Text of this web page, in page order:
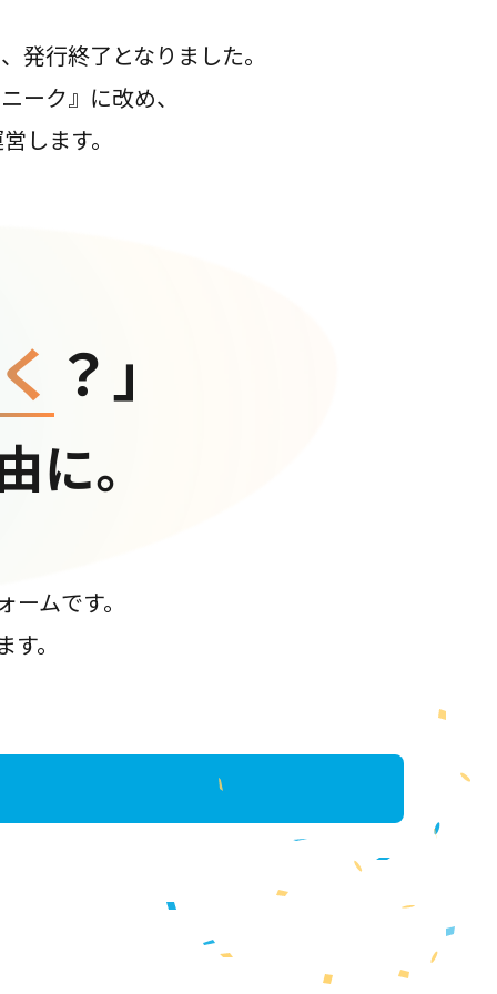
発行終了となりました。
ーク』に改め、
します。
？」
に。
ムです。
。